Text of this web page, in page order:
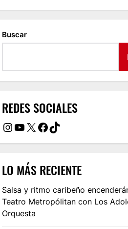
Buscar
REDES SOCIALES
Instagram
YouTube
X Facebook
TikTok
LO MÁS RECIENTE
Salsa y ritmo caribeño
Teatro Metropólitan con Los
Orquesta